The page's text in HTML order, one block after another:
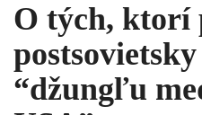
O tých, ktorí
“džungľu